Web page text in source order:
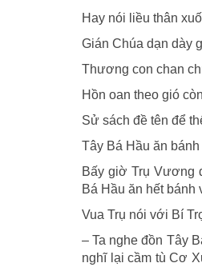
Hay nói liều thân
Gián Chúa dạn dày
Thương con chan
Hồn oan theo gió
Sử sách đề tên để
Tây Bá Hầu ăn
Bấy giờ Trụ Vương
Bá Hầu ăn hết bánh
Vua Trụ nói với Bí
– Ta nghe đồn Tây
nghĩ lại cầm tù Cơ